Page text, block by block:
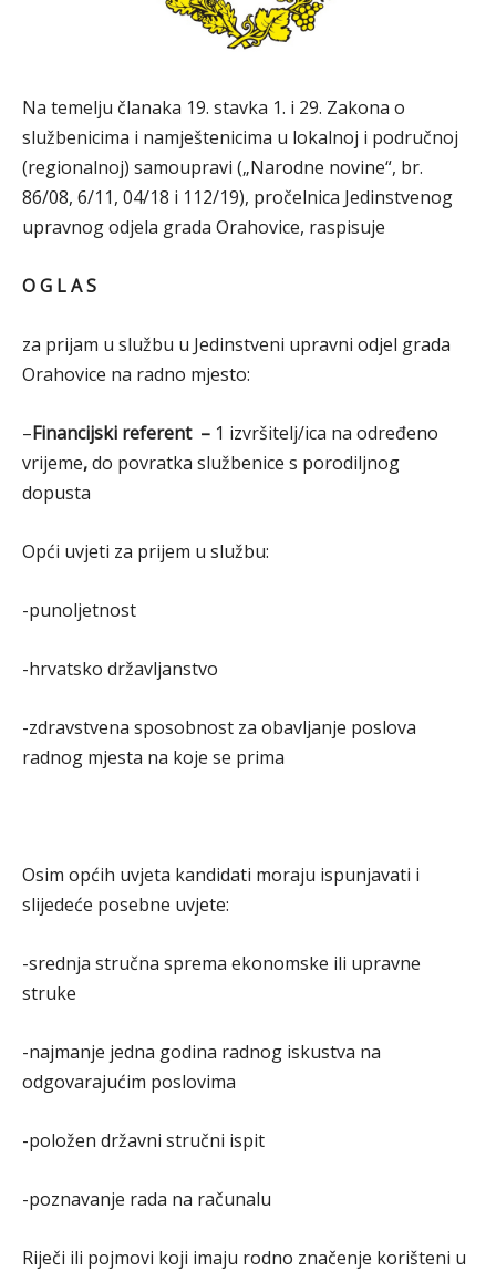
Na temelju članaka 19. stavka 1. i 29. Zakona o
službenicima i namještenicima u lokalnoj i područnoj
(regionalnoj) samoupravi („Narodne novine“, br.
86/08, 6/11, 04/18 i 112/19), pročelnica Jedinstvenog
upravnog odjela grada Orahovice, raspisuje
O G L A S
za prijam u službu u Jedinstveni upravni odjel grada
Orahovice na radno mjesto:
–Financijski referent – 1 izvršitelj/ica na određeno
vrijeme,do povratka službenice s porodiljnog
dopusta
Opći uvjeti za prijem u službu:
-punoljetnost
-hrvatsko državljanstvo
-zdravstvena sposobnost za obavljanje poslova
radnog mjesta na koje se prima
Osim općih uvjeta kandidati moraju ispunjavati i
slijedeće posebne uvjete:
-srednja stručna sprema ekonomske ili upravne
struke
-najmanje jedna godina radnog iskustva na
odgovarajućim poslovima
-položen državni stručni ispit
-poznavanje rada na računalu
Riječi ili pojmovi koji imaju rodno značenje korišteni u